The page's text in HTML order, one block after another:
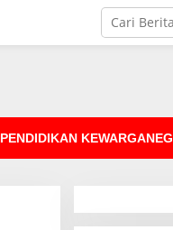
PENDIDIKAN